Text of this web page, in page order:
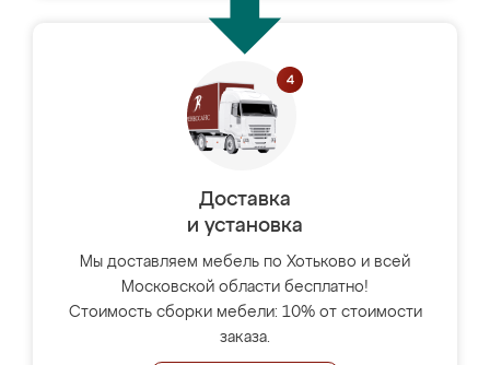
Доставка
и установка
Мы доставляем мебель по Хотьково и всей
Московской области бесплатно!
Стоимость сборки мебели: 10% от стоимости
заказа.